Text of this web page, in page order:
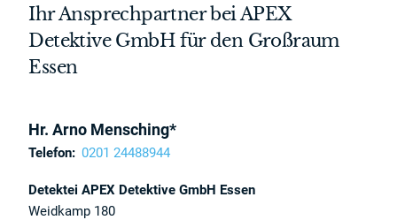
Ihr Ansprechpartner bei APEX
Detektive GmbH für den Großraum
Essen
Hr. Arno Mensching*
Telefon: 0201 24488944
Detektei APEX Detektive GmbH Essen
Weidkamp 180